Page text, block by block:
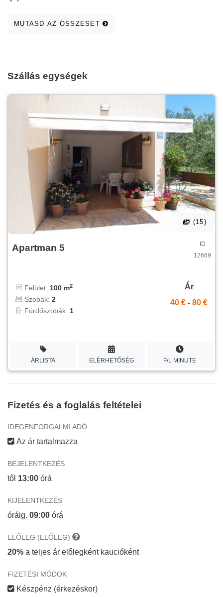
MUTASD AZ ÖSSZESET
Szállás egységek
(15)
Apartman 5
ID
12669
Felület: 100 m2
Szobák: 2
Fürdőszobák: 1
Ár
40 € - 80 €
ÁRLISTA ELÉRHETŐSÉG F/L MINUTE
Fizetés és a foglalás feltételei
IDEGENFORGALMI ADÓ
Az ár tartalmazza
BEJELENTKEZÉS
től 13:00 órá
KIJELENTKEZÉS
óráig. 09:00 órá
ELŐLEG (ELŐLEG)
20% a teljes ár előlegként kaucióként
FIZETÉSI MÓDOK
Készpénz (érkezéskor)